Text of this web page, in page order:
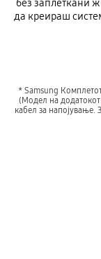
без заплеткани
да креираш
* Samsung
(Модел на
кабел за напојување.